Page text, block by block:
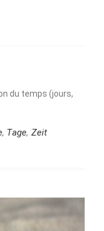
du temps (jours,
, Tage, Zeit